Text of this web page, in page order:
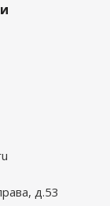
д.53